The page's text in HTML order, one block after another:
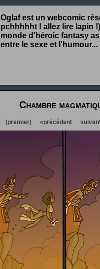
Oglaf est un webcomic
pchhhhht ! allez lire lapin
monde d'héroic fantasy
entre le sexe et l'humour...
Chambre
(premier) «précédent